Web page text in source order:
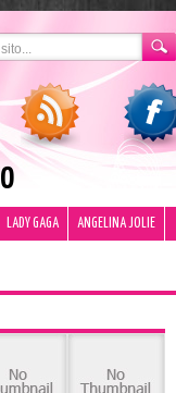
LADY GAGA ANGELINA JOLIE